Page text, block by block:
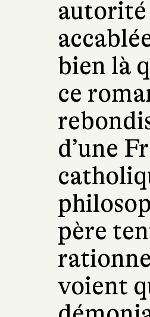
autorité
bien là
ce
d’une
père
voient